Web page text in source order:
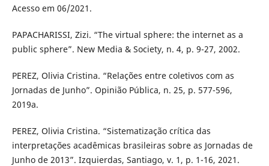
Acesso em 06/2021.
PAPACHARISSI, Zizi. “The virtual sphere: the internet as a
public sphere”. New Media & Society, n. 4, p. 9-27, 2002.
PEREZ, Olivia Cristina. “Relações entre coletivos com as
Jornadas de Junho”. Opinião Pública, n. 25, p. 577-596,
2019a.
PEREZ, Olivia Cristina. “Sistematização crítica das
interpretações acadêmicas brasileiras sobre as Jornadas de
Junho de 2013”. Izquierdas, Santiago, v. 1, p. 1-16, 2021.